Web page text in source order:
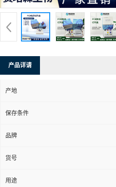
产品详请
产地
保存条件
品牌
货号
用途